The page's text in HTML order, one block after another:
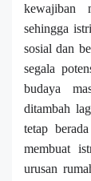
kewajiban
sehingga
sosial dan
segala
budaya
ditambah
tetap
membuat
urusan